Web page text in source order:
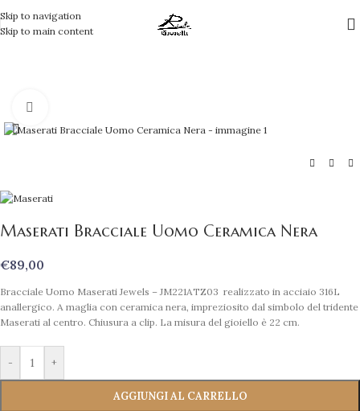
Skip to navigation
Skip to main content
Maserati Bracciale Uomo Ceramica Nera
€89,00
Bracciale Uomo Maserati Jewels – JM221ATZ03 realizzato in acciaio 316L
anallergico. A maglia con ceramica nera, impreziosito dal simbolo del tridente
Maserati al centro. Chiusura a clip. La misura del gioiello è 22 cm.
- +
AGGIUNGI AL CARRELLO